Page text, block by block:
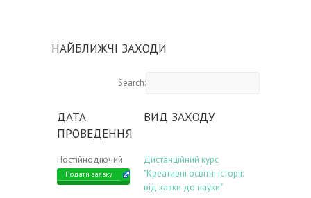
НАЙБЛИЖЧІ ЗАХОДИ
Search:
ДАТА
ПРОВЕДЕННЯ
ВИД ЗАХОДУ
Постійнодіючий
Подати заявку
Дистанційний курс
"Креативні освітні історії:
від казки до науки"